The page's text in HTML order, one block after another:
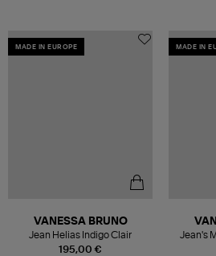
MADE IN EUROPE
195,00 €
VANESSA BRUNO
Jean Helias Indigo Clair
MADE IN
Jean's